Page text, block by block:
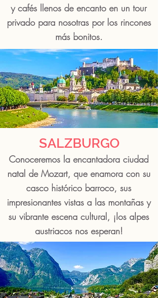
y cafés llenos de encanto en un tour
privado para nosotras por los rincones
más bonitos.
SALZBURGO
Conoceremos la encantadora ciudad
natal de Mozart, que enamora con su
casco histórico barroco, sus
impresionantes vistas a las montañas y
su vibrante escena cultural, ¡los alpes
austriacos nos esperan!